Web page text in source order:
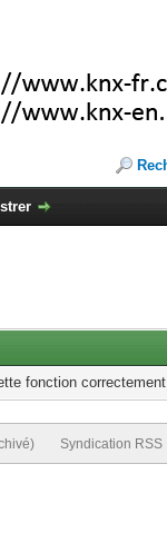
fonction
Syndication RSS